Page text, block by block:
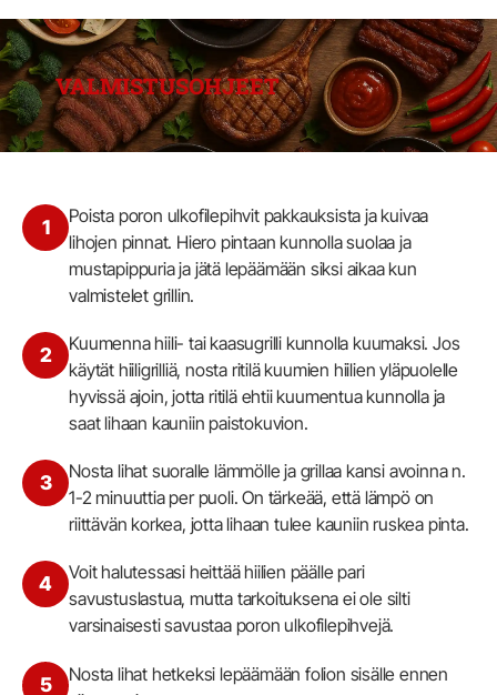
VALMISTUSOHJEET
1
Poista poron ulkofilepihvit pakkauksista ja kuivaa
lihojen pinnat. Hiero pintaan kunnolla suolaa ja
mustapippuria ja jätä lepäämään siksi aikaa kun
valmistelet grillin.
2
Kuumenna hiili- tai kaasugrilli kunnolla kuumaksi. Jos
käytät hiiligrilliä, nosta ritilä kuumien hiilien yläpuolelle
hyvissä ajoin, jotta ritilä ehtii kuumentua kunnolla ja
saat lihaan kauniin paistokuvion.
3
Nosta lihat suoralle lämmölle ja grillaa kansi avoinna n.
1-2 minuuttia per puoli. On tärkeää, että lämpö on
riittävän korkea, jotta lihaan tulee kauniin ruskea pinta.
4
Voit halutessasi heittää hiilien päälle pari
savustuslastua, mutta tarkoituksena ei ole silti
varsinaisesti savustaa poron ulkofilepihvejä.
5
Nosta lihat hetkeksi lepäämään folion sisälle ennen